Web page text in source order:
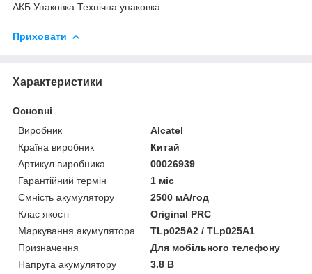
АКБ Упаковка:Технічна упаковка
Приховати
Характеристики
Основні
Виробник
Alcatel
Країна виробник
Китай
Артикул виробника
00026939
Гарантійний термін
1 міс
Ємність акумулятору
2500 мА/год
Клас якості
Original PRC
Маркування акумулятора
TLp025A2 / TLp025A1
Призначення
Для мобільного телефону
Напруга акумулятору
3.8 В